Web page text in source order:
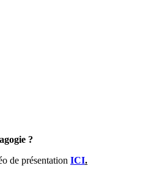
?
de présentation ICI.